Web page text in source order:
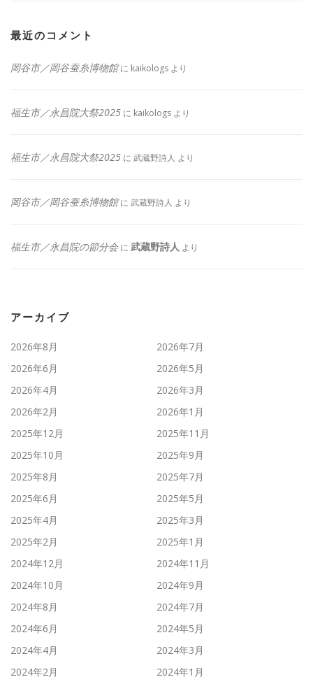
最近のコメント
岡谷市／岡谷蚕糸博物館に kaikologs より
福生市／永昌院大祭2025 に kaikologs より
福生市／永昌院大祭2025 に 武蔵野詩人 より
岡谷市／岡谷蚕糸博物館に 武蔵野詩人 より
福生市／永昌院の節分会に 武蔵野詩人 より
アーカイブ
2026年8月
2026年7月
2026年6月
2026年5月
2026年4月
2026年3月
2026年2月
2026年1月
2025年12月
2025年11月
2025年10月
2025年9月
2025年8月
2025年7月
2025年6月
2025年5月
2025年4月
2025年3月
2025年2月
2025年1月
2024年12月
2024年11月
2024年10月
2024年9月
2024年8月
2024年7月
2024年6月
2024年5月
2024年4月
2024年3月
2024年2月
2024年1月